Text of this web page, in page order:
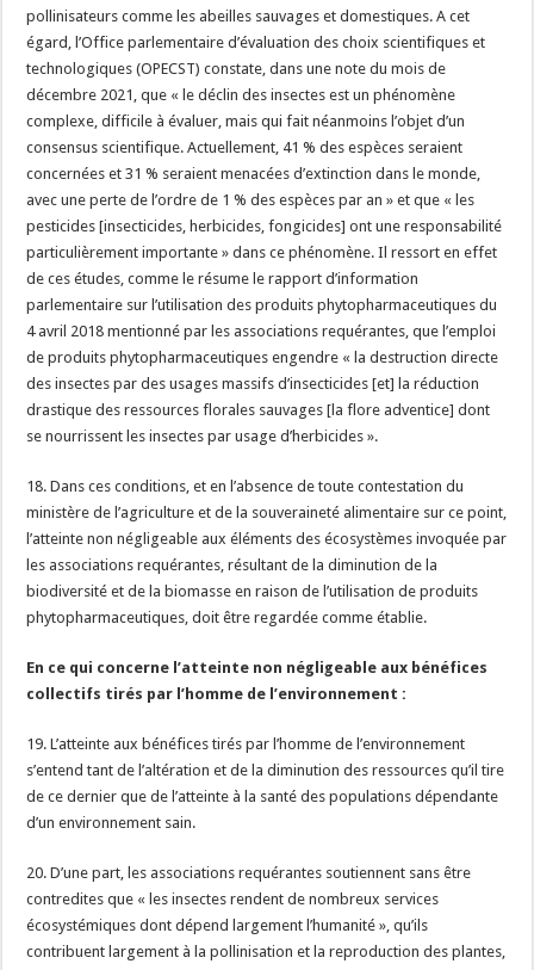
pollinisateurs comme les abeilles sauvages et domestiques. A cet
égard, l’Office parlementaire d’évaluation des choix scientifiques et
technologiques (OPECST) constate, dans une note du mois de
décembre 2021, que « le déclin des insectes est un phénomène
complexe, difficile à évaluer, mais qui fait néanmoins l’objet d’un
consensus scientifique. Actuellement, 41 % des espèces seraient
concernées et 31 % seraient menacées d’extinction dans le monde,
avec une perte de l’ordre de 1 % des espèces par an » et que « les
pesticides [insecticides, herbicides, fongicides] ont une responsabilité
particulièrement importante » dans ce phénomène. Il ressort en effet
de ces études, comme le résume le rapport d’information
parlementaire sur l’utilisation des produits phytopharmaceutiques du
4 avril 2018 mentionné par les associations requérantes, que l’emploi
de produits phytopharmaceutiques engendre « la destruction directe
des insectes par des usages massifs d’insecticides [et] la réduction
drastique des ressources florales sauvages [la flore adventice] dont
se nourrissent les insectes par usage d’herbicides ».
18. Dans ces conditions, et en l’absence de toute contestation du
ministère de l’agriculture et de la souveraineté alimentaire sur ce point,
l’atteinte non négligeable aux éléments des écosystèmes invoquée par
les associations requérantes, résultant de la diminution de la
biodiversité et de la biomasse en raison de l’utilisation de produits
phytopharmaceutiques, doit être regardée comme établie.
En ce qui concerne l’atteinte non négligeable aux bénéfices
collectifs tirés par l’homme de l’environnement :
19. L’atteinte aux bénéfices tirés par l’homme de l’environnement
s’entend tant de l’altération et de la diminution des ressources qu’il tire
de ce dernier que de l’atteinte à la santé des populations dépendante
d’un environnement sain.
20. D’une part, les associations requérantes soutiennent sans être
contredites que « les insectes rendent de nombreux services
écosystémiques dont dépend largement l’humanité », qu’ils
contribuent largement à la pollinisation et la reproduction des plantes,